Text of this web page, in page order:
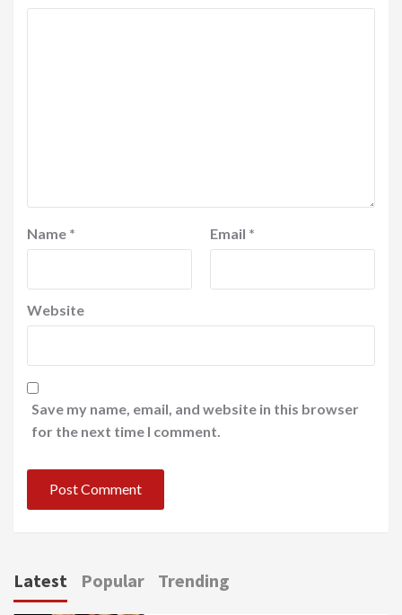
Name * Email *
Website
Save my name, email, and website in this browser
for the next time I comment.
Latest Popular Trending